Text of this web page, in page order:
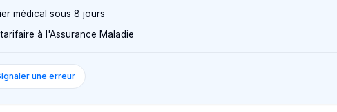
médical sous 8 jours
à l'Assurance Maladie
une erreur